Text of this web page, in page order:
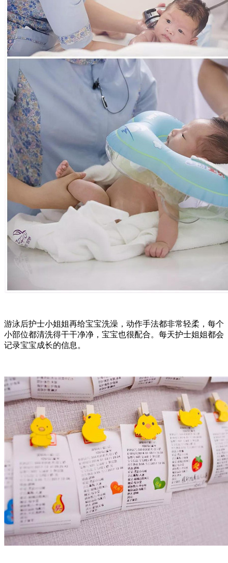
游泳后护士小姐姐再给宝宝洗澡，动作手法都非常轻柔，每个
小部位都清洗得干干净净，宝宝也很配合。每天护士姐姐都会
记录宝宝成长的信息。